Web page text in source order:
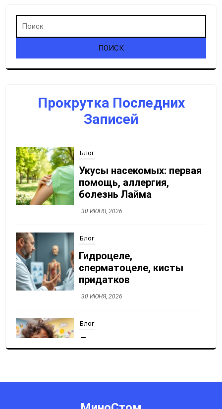
Прокрутка Последних
Записей
Блог
Укусы насекомых: первая
помощь, аллергия,
болезнь Лайма
30 ИЮНЯ, 2026
Блог
Гидроцеле,
сперматоцеле, кисты
придатков
30 ИЮНЯ, 2026
Блог
Детская стоматология:
лечение без страха
Блог